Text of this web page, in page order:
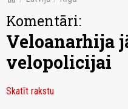
Komentāri:
Veloanarhija
velopolicijai
Skatīt rakstu